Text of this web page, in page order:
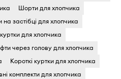
Шорти для хлопчика
на застібці для хлопчика
для хлопчика
через голову для хлопчика
Короткі куртки для хлопчика
комплекти для хлопчика